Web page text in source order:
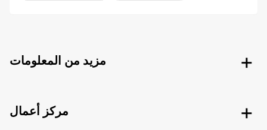
مزيد من المعلومات
مركز أعمال